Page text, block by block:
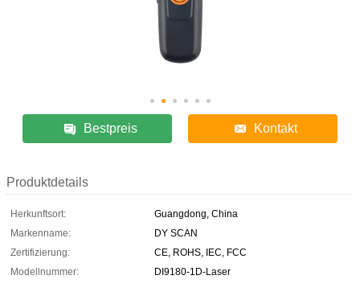
Bestpreis Kontakt
Produktdetails
Herkunftsort:
Guangdong, China
Markenname:
DY SCAN
Zertifizierung:
CE, ROHS, IEC, FCC
Modellnummer:
DI9180-1D-Laser